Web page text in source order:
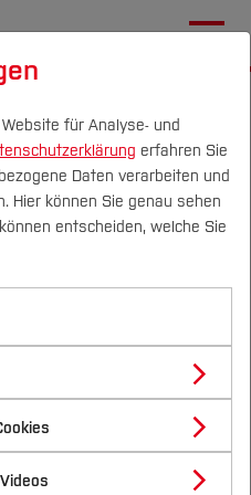
DE|EN Quicklinks
Systeme
für Analyse- und
erfahren Sie
Daten verarbeiten und
Hier können Sie genau sehen
entscheiden, welche Sie